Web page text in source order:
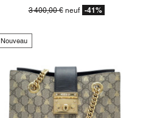
3 400,00 €neuf -41%
Nouveau